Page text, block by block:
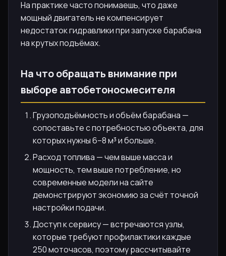
На практике часто понимаешь, что даже
мощный двигатель не компенсирует
недостаток гидравлики при запуске барабана
на крутых подъёмах.
На что обращать внимание при
выборе автобетоносмесителя
Грузоподъёмность и объём барабана —
сопоставьте с потребностью объекта, для
которых нужны 6–8 м³ и больше.
Расход топлива — чем выше масса и
мощность, тем выше потребление, но
современные модели на сайте
демонстрируют экономию за счёт точной
настройки подачи.
Доступ к сервису — встречаются узлы,
которые требуют профилактики каждые
250 моточасов, поэтому рассчитывайте